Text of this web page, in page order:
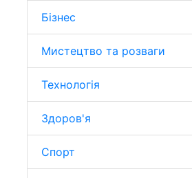
Бізнес
Мистецтво та розваги
Технологія
Здоров'я
Спорт